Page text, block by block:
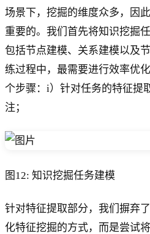
场景下，挖掘的维度众多，因
重要的。我们首先将知识挖掘
包括节点建模、关系建模以及
练过程中，最需要进行效率优
个步骤：i）针对任务的特征提
注；
图12: 知识挖掘任务建模
针对特征提取部分，我们摒弃
化特征挖掘的方式，而是尝试